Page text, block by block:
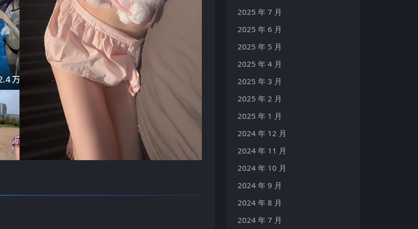
2025 年 7 月
2025 年 6 月
2025 年 5 月
2025 年 4 月
2025 年 3 月
2025 年 2 月
2025 年 1 月
2024 年 12 月
2024 年 11 月
2024 年 10 月
2024 年 9 月
2024 年 8 月
2024 年 7 月